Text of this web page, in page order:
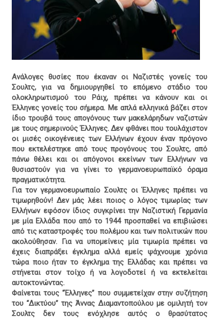
Ανάλογες θυσίες που έκαναν οι Ναζιστές γονείς του
Σουλτς, για να δημιουργηθεί το επόμενο στάδιο του
ολοκληρωτισμού του Ράιχ, πρέπει να κάνουν και οι
Έλληνες γονείς του σήμερα. Με απλά ελληνικά βάζει στον
ίδιο τρουβά τους απογόνους των μακελάρηδων ναζιστών
με τους σημερινούς Έλληνες. Δεν φθάνει που τουλάχιστον
οι μισές οικογένειες των Ελλήνων έχουν έναν πρόγονο
που εκτελέστηκε από τους προγόνους του Σουλτς, από
πάνω θέλει και οι απόγονοι εκείνων των Ελλήνων να
θυσιαστούν για να γίνει το γερμανοευρωπαϊκό όραμα
πραγματικότητα.
Για τον γερμανοευρωπαίο Σουλτς οι Έλληνες πρέπει να
τιμωρηθούν! Δεν μάς λέει ποιος ο λόγος τιμωρίας των
Ελλήνων εφόσον ίδιος συγκρίνει την Ναζιστική Γερμανία
με μία Ελλάδα που από το 1944 προσπαθεί να επιβιώσει
από τις καταστροφές του πολέμου και των πολιτικών που
ακολούθησαν. Για να υπομείνεις μία τιμωρία πρέπει να
έχεις διαπράξει έγκλημα αλλά εμείς ψάχνουμε χρόνια
τώρα ποιο ήταν το έγκλημα της Ελλάδας και πρέπει να
στήνεται στον τοίχο ή να λογοδοτεί ή να εκτελείται
αυτοκτονώντας.
Φαίνεται τους “Έλληνες” που συμμετείχαν στην συζήτηση
του “Δικτύου” της Άννας Διαμαντοπούλου με ομιλητή τον
Σουλτς δεν τους ενόχλησε αυτός ο θρασύτατος